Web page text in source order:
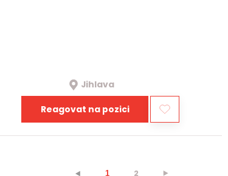
Jihlava
Reagovat na pozici
⯇ 1 2 ⯈